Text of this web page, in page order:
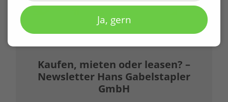
01.07.2026
Kaufen, mieten oder leasen? –
Newsletter Hans Gabelstapler
GmbH
Ja, gern